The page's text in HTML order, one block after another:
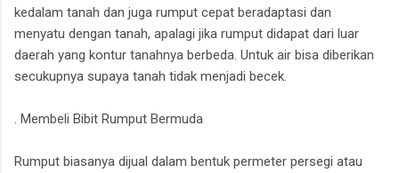
kedalam tanah dan juga rumput cepat beradaptasi dan
menyatu dengan tanah, apalagi jika rumput didapat dari luar
daerah yang kontur tanahnya berbeda. Untuk air bisa diberikan
secukupnya supaya tanah tidak menjadi becek.
. Membeli Bibit Rumput Bermuda
Rumput biasanya dijual dalam bentuk permeter persegi atau